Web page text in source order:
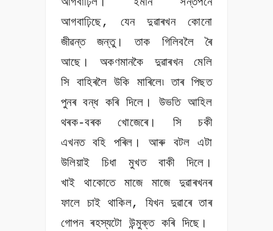
আগবাঢ়িছে, যেন দুৱাৰখন কোনো
জীৱন্ত জন্তু। তাক গিলিবলৈ ৰৈ
আছে। অকণমানকৈ দুৱাৰখন মেলি
সি বাহিৰলৈ উকি মাৰিলে৷ তাৰ পিছত
পুনৰ বন্ধ কৰি দিলে। উভতি আহিল
থৰক-বৰক খোজেৰে। সি চকী
এখনত বহি পৰিল। আৰু বটল এটা
উলিয়াই চিধা মুখত বাকী দিলে।
খাই থাকোতে মাজে মাজে দুৱাৰখনৰ
ফালে চাই থাকিল, যিখন দুৱাৰে তাৰ
গোপন ৰহস্যটো উন্মুক্ত কৰি দিছে।